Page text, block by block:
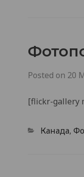
Posted on 20
[flickr-gallery
Categories
Канада,